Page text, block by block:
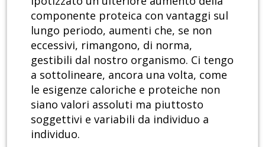
componente proteica con vantaggi sul
lungo periodo, aumenti che, se non
eccessivi, rimangono, di norma,
gestibili dal nostro organismo. Ci tengo
a sottolineare, ancora una volta, come
le esigenze caloriche e proteiche non
siano valori assoluti ma piuttosto
soggettivi e variabili da individuo a
individuo.